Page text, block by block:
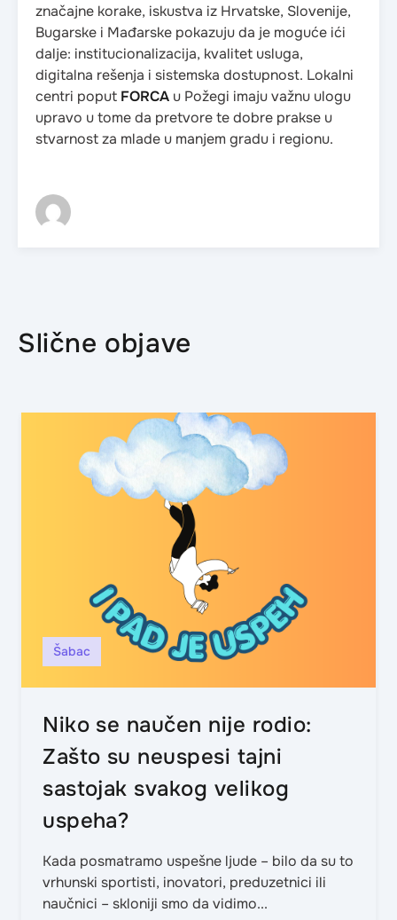
značajne korake, iskustva iz Hrvatske, Slovenije,
Bugarske i Mađarske pokazuju da je moguće ići
dalje: institucionalizacija, kvalitet usluga,
digitalna rešenja i sistemska dostupnost. Lokalni
centri poput FORCA u Požegi imaju važnu ulogu
upravo u tome da pretvore te dobre prakse u
stvarnost za mlade u manjem gradu i regionu.
Slične objave
Šabac
Niko se naučen nije rodio:
Zašto su neuspesi tajni
sastojak svakog velikog
uspeha?
Kada posmatramo uspešne ljude – bilo da su to
vrhunski sportisti, inovatori, preduzetnici ili
naučnici – skloniji smo da vidimo...